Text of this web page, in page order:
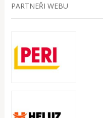
PARTNEŘI WEBU